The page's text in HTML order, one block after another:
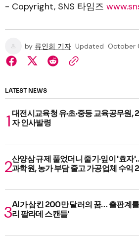
- Copyright, SNS 타임즈
by 류인희 기자 Updated October
LATEST NEWS
대전시교육청 유·초·중등 교육공무원,
자 인사발령
산양삼 규제 풀었더니 줄기·잎이 '효자
과학원, 농가 부담 줄고 가공업체 수익
AI가 삼킨 200만 달러의 꿈… 출판계
리 팔라데 스캔들'